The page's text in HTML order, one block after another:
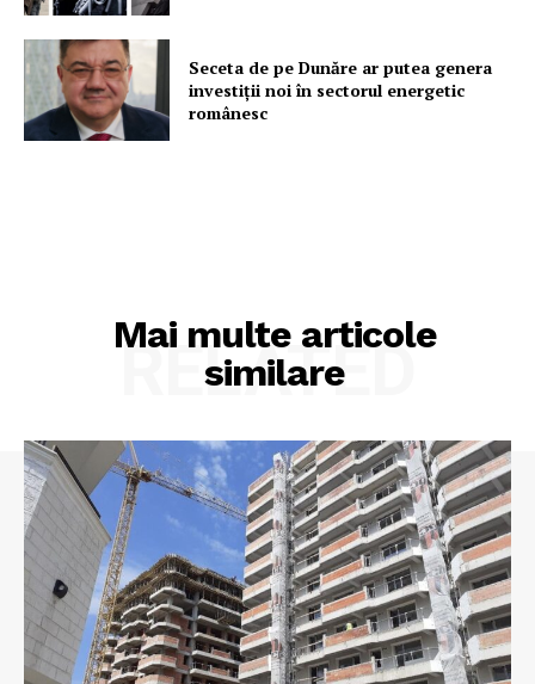
Seceta de pe Dunăre ar putea genera
investiții noi în sectorul energetic
românesc
Mai multe articole
similare
RELATED